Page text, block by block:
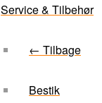
Service & Tilbehør
← Tilbage
Bestik